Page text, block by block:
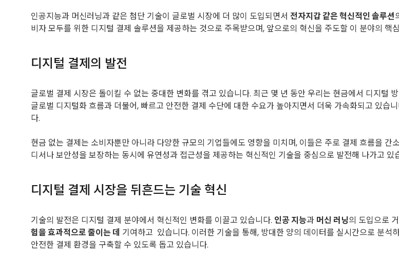
인공지능과 머신러닝과 같은 첨단 기술이 글로벌 시장에 더 많이 도입되면서 전자지갑 같은 혁신적인 솔루션
비자 모두를 위한 디지털 결제 솔루션을 제공하는 것으로 주목받으며, 앞으로의 혁신을 주도할 이 분야의 핵
디지털 결제의 발전
글로벌 결제 시장은 돌이킬 수 없는 중대한 변화를 겪고 있습니다. 최근 몇 년 동안 우리는 현금에서 디지털
글로벌 디지털화 흐름과 더불어, 빠르고 안전한 결제 수단에 대한 수요가 높아지면서 더욱 가속화되고 있습
다.
현금 없는 결제는 소비자뿐만 아니라 다양한 규모의 기업들에도 영향을 미치며, 이들은 주로 결제 흐름을
디서나 보안성을 보장하는 동시에 유연성과 접근성을 제공하는 혁신적인 기술을 중심으로 발전해 나가고 있
디지털 결제 시장을 뒤흔드는 기술 혁신
기술의 발전은 디지털 결제 분야에서 혁신적인 변화를 이끌고 있습니다. 인공 지능과 머신 러닝의 도입으로
험을 효과적으로 줄이는 데 기여하고 있습니다. 이러한 기술을 통해, 방대한 양의 데이터를 실시간으로 분
안전한 결제 환경을 구축할 수 있도록 돕고 있습니다.